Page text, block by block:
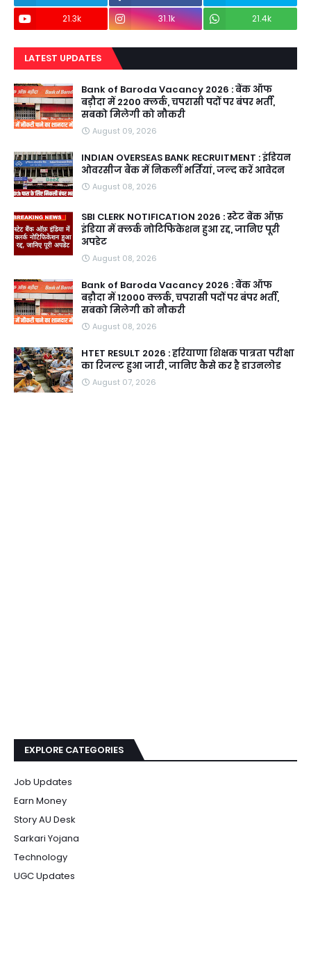
21.3k
31.1k 21.4k
LATEST UPDATES
Bank of Baroda Vacancy 2026 : बैंक ऑफ
बड़ौदा में 2200 क्लर्क, चपरासी पदों पर बंपर भर्ती,
सबको मिलेगी को नौकरी
August 09, 2026
INDIAN OVERSEAS BANK RECRUITMENT : इंडियन
ओवरसीज बैंक में निकलीं भर्तियां, जल्द करें आवेदन
August 08, 2026
SBI CLERK NOTIFICATION 2026 : स्टेट बैंक ऑफ़
इंडिया में क्लर्क नोटिफिकेशन हुआ रद्द, जानिए पूरी
अपडेट
August 08, 2026
Bank of Baroda Vacancy 2026 : बैंक ऑफ
बड़ौदा में 12000 क्लर्क, चपरासी पदों पर बंपर भर्ती,
सबको मिलेगी को नौकरी
August 08, 2026
HTET RESULT 2026 : हरियाणा शिक्षक पात्रता परीक्षा
का रिजल्ट हुआ जारी, जानिए कैसे कर है डाउनलोड
August 07, 2026
EXPLORE CATEGORIES
Job Updates
Earn Money
Story AU Desk
Sarkari Yojana
Technology
UGC Updates